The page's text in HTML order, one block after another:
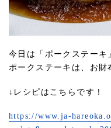
今日は「ポークステーキ
ポークステーキは、お財
↓レシピはこちらです！
https://www.ja-